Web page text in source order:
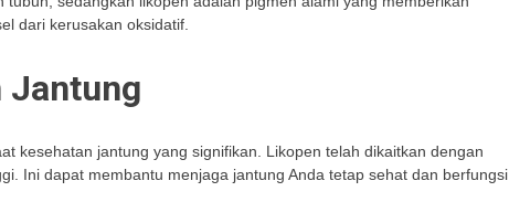
dari kerusakan oksidatif.
Jantung
kesehatan jantung yang signifikan. Likopen telah dikaitkan dengan
Ini dapat membantu menjaga jantung Anda tetap sehat dan berfungsi